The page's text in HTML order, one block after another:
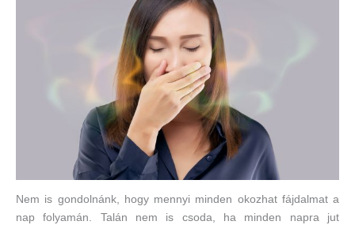
Nem is gondolnánk, hogy mennyi minden okozhat fájdalmat a
nap folyamán. Talán nem is csoda, ha minden napra jut